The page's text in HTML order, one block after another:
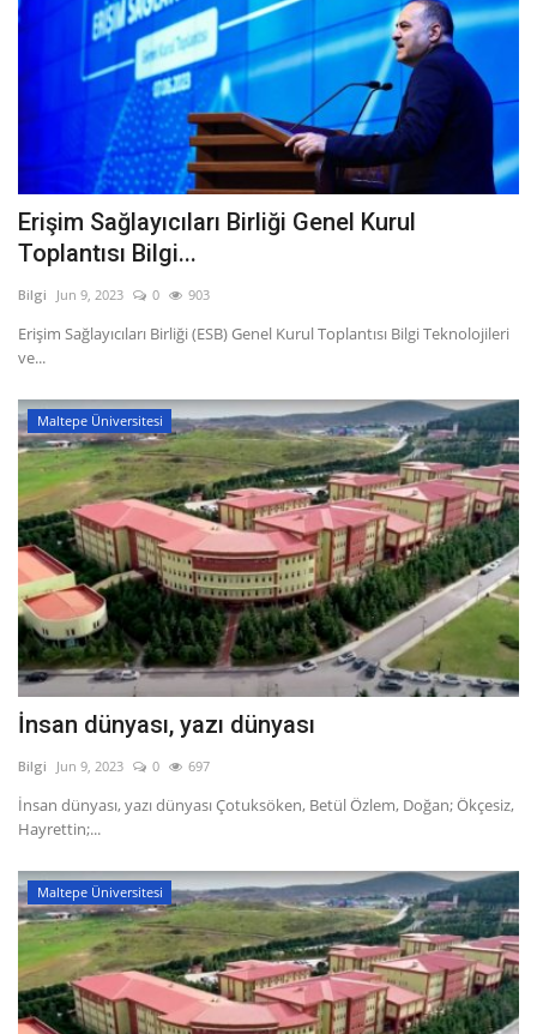
Erişim Sağlayıcıları Birliği Genel Kurul
Toplantısı Bilgi...
Bilgi Jun 9, 2023 0 903
Erişim Sağlayıcıları Birliği (ESB) Genel Kurul Toplantısı Bilgi Teknolojileri
ve...
Maltepe Üniversitesi
İnsan dünyası, yazı dünyası
Bilgi Jun 9, 2023 0 697
İnsan dünyası, yazı dünyası Çotuksöken, Betül Özlem, Doğan; Ökçesiz,
Hayrettin;...
Maltepe Üniversitesi